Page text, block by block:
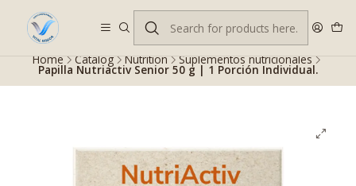
Despacho gratis en RM desde $100.000. Revisa las condiciones.
Home Catalog Nutrition Suplementos nutricionales
Papilla Nutriactiv Senior 50 g | 1 Porción Individual.